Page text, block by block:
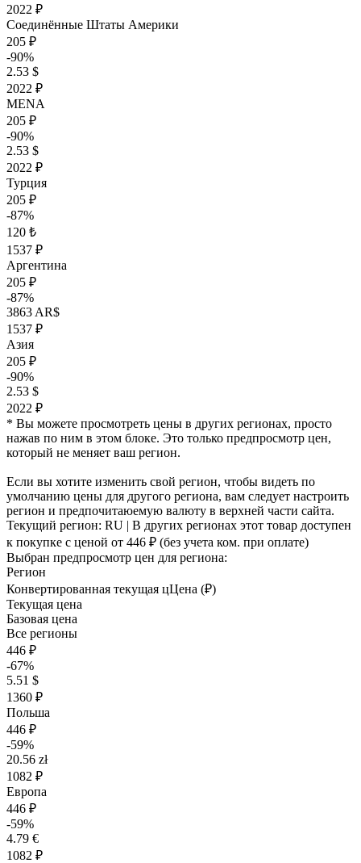
2022 ₽
Соединённые Штаты Америки
205 ₽
-90%
2.53 $
2022 ₽
MENA
205 ₽
-90%
2.53 $
2022 ₽
Турция
205 ₽
-87%
120 ₺
1537 ₽
Аргентина
205 ₽
-87%
3863 AR$
1537 ₽
Азия
205 ₽
-90%
2.53 $
2022 ₽
* Вы можете просмотреть цены в других регионах, просто
нажав по ним в этом блоке. Это только предпросмотр цен,
который не меняет ваш регион.
Если вы хотите изменить свой регион, чтобы видеть по
умолчанию цены для другого региона, вам следует настроить
регион и предпочитаюемую валюту в верхней части сайта.
Текущий регион: RU | В других регионах этот товар доступен
к покупке с ценой от 446 ₽ (без учета ком. при оплате)
Выбран предпросмотр цен для региона:
Регион
Конвертированная текущая цЦена (₽)
Текущая цена
Базовая цена
Все регионы
446 ₽
-67%
5.51 $
1360 ₽
Польша
446 ₽
-59%
20.56 zł
1082 ₽
Европа
446 ₽
-59%
4.79 €
1082 ₽